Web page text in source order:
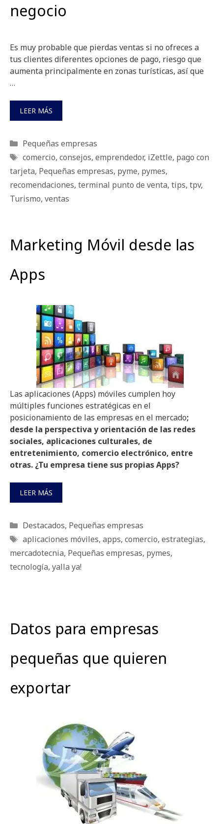
negocio
Es muy probable que pierdas ventas si no ofreces a
tus clientes diferentes opciones de pago, riesgo que
aumenta principalmente en zonas turísticas, así que
…
LEER MÁS
Categorías
Pequeñas empresas
Etiquetas
comercio, consejos, emprendedor, iZettle, pago con
tarjeta, Pequeñas empresas, pyme, pymes,
recomendaciones, terminal punto de venta, tips, tpv,
Turismo, ventas
Marketing Móvil desde las
Apps
Las aplicaciones (Apps) móviles cumplen hoy
múltiples funciones estratégicas en el
posicionamiento de las empresas en el mercado;
desde la perspectiva y orientación de las redes
sociales, aplicaciones culturales, de
entretenimiento, comercio electrónico, entre
otras. ¿Tu empresa tiene sus propias Apps?
LEER MÁS
Categorías
Destacados, Pequeñas empresas
Etiquetas
aplicaciones móviles, apps, comercio, estrategias,
mercadotecnia, Pequeñas empresas, pymes,
tecnología, yalla ya!
Datos para empresas
pequeñas que quieren
exportar